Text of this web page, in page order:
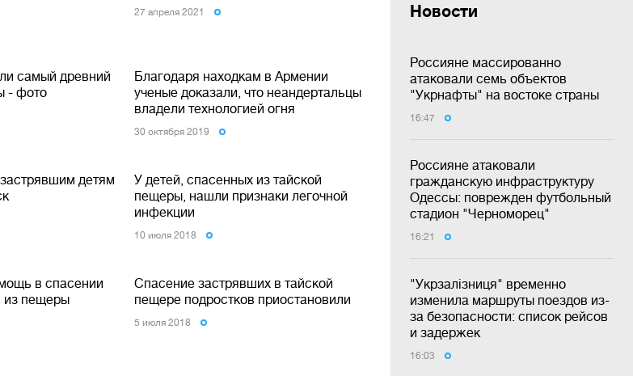
Новости
Россияне массированно
атаковали семь объектов
"Укрнафты" на востоке страны
16:47
Россияне атаковали
гражданскую инфраструктуру
Одессы: поврежден футбольный
стадион "Черноморец"
16:21
"Укрзалізниця" временно
изменила маршруты поездов из-
за безопасности: список рейсов
и задержек
16:03
27 апреля 2021
самый древний
- фото
Благодаря находкам в Армении
ученые доказали, что неандертальцы
владели технологией огня
30 октября 2019
детям
У детей, спасенных из тайской
пещеры, нашли признаки легочной
инфекции
10 июля 2018
в спасении
из пещеры
Спасение застрявших в тайской
пещере подростков приостановили
5 июля 2018